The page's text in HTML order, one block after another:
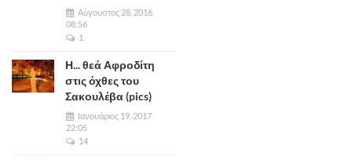
Αύγουστος 28, 2016
08:56
1
Η... θεά Αφροδίτη
στις όχθες του
Σακουλέβα (pics)
Ιανουάριος 19, 2017
22:05
14